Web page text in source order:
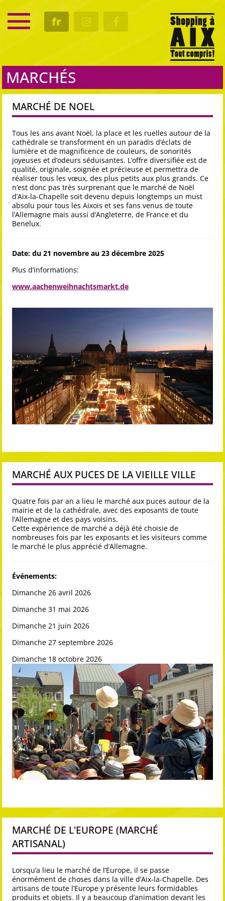
fr
SERVICE
RENDEZ-VOUS
CULTURE
GASTRO
MARCHÉS
MARCHÉ DE NOEL
Tous les ans avant Noël, la place et les ruelles autour de la
cathédrale se transforment en un paradis d’éclats de
lumière et de magnificence de couleurs, de sonorités
joyeuses et d’odeurs séduisantes. L’offre diversifiée est de
qualité, originale, soignée et précieuse et permettra de
réaliser tous les vœux, des plus petits aux plus grands. Ce
n’est donc pas très surprenant que le marché de Noël
d’Aix-la-Chapelle soit devenu depuis longtemps un must
absolu pour tous les Aixois et ses fans venus de toute
l’Allemagne mais aussi d’Angleterre, de France et du
Benelux.
Date: du 21 novembre au 23 décembre 2025
Plus d’informations:
www.aachenweihnachtsmarkt.de
MARCHÉ AUX PUCES DE LA VIEILLE VILLE
Quatre fois par an a lieu le marché aux puces autour de la
mairie et de la cathédrale, avec des exposants de toute
l’Allemagne et des pays voisins.
Cette expérience de marché a déjà été choisie de
nombreuses fois par les exposants et les visiteurs comme
le marché le plus apprécié d’Allemagne.
Événements:
Dimanche 26 avril 2026
Dimanche 31 mai 2026
Dimanche 21 juin 2026
Dimanche 27 septembre 2026
Dimanche 18 octobre 2026
MARCHÉ DE L'EUROPE (MARCHÉ
ARTISANAL)
Lorsqu’a lieu le marché de l’Europe, il se passe
énormément de choses dans la ville d’Aix-la-Chapelle. Des
artisans de toute l’Europe y présente leurs formidables
produits et objets. Il y a beaucoup d’animation devant les